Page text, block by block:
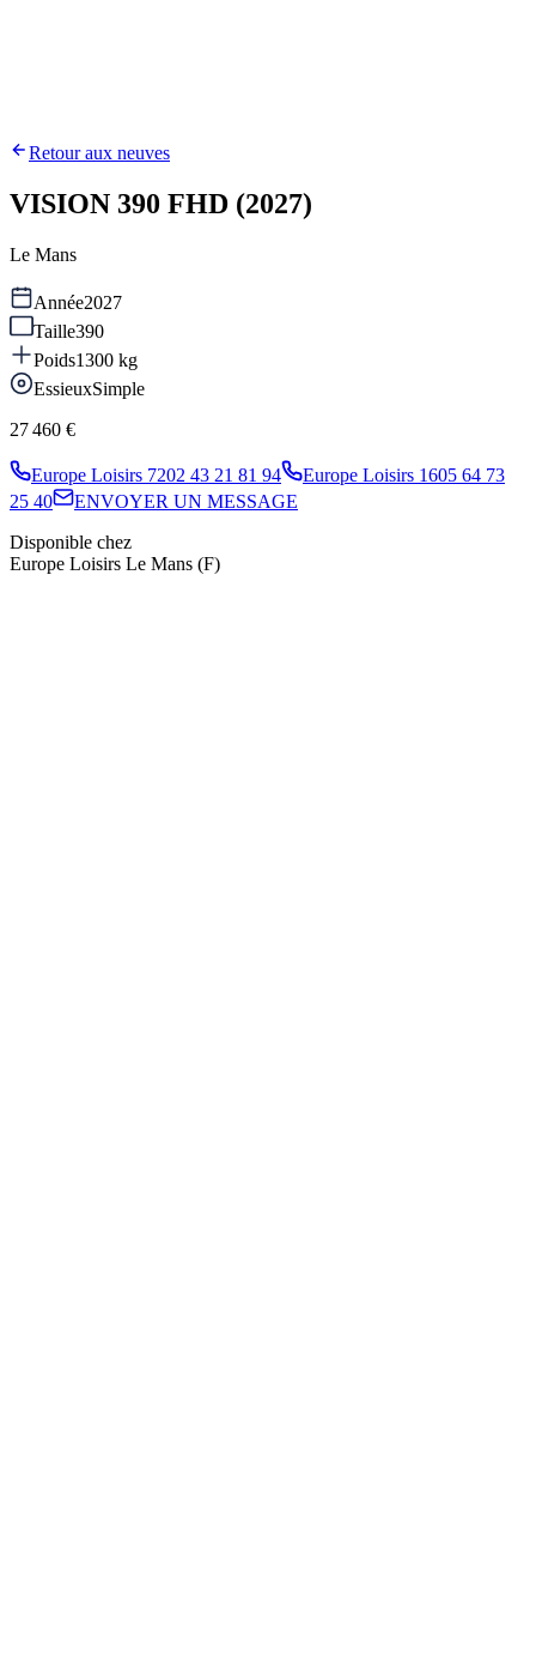
Retour aux neuves
VISION 390 FHD (2027)
Le Mans
Année2027
Taille390
Poids1300 kg
EssieuxSimple
27 460 €
Europe Loisirs 7202 43 21 81 94 Europe Loisirs 1605 64 73
25 40
ENVOYER UN MESSAGE
Disponible chez
Europe Loisirs Le Mans (F)